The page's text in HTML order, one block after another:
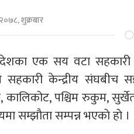
शुक्रबार
एक सय वटा
सहकारी केन्द्रीय
पश्चिम रुकुम,
सम्झाैता सम्पन्न भएकाे हाे ।